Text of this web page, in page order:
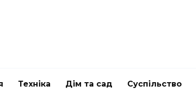
Техніка Дім та сад Суспільство